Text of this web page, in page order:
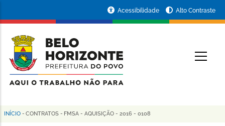
conteúdo
principal
da
Prefeitura
de
Horizonte
Acessibilidade Alto Contraste
Trilha
INÍCIO - CONTRATOS - FMSA - AQUISIÇÃO - 2016 - 0108